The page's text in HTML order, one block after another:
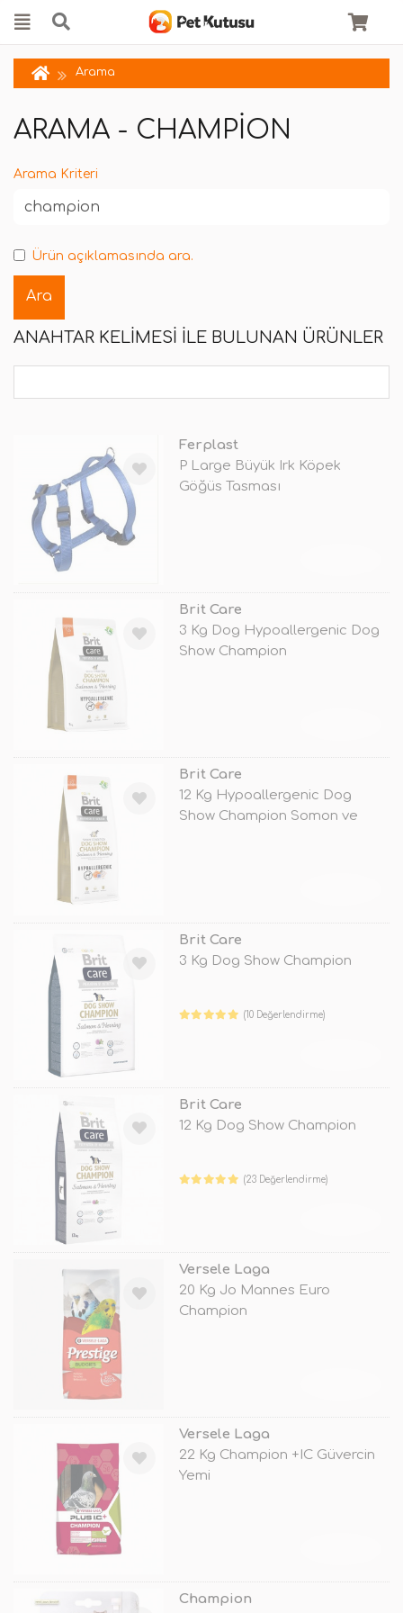
Arama
ARAMA - CHAMPION
Arama Kriteri
Ürün açıklamasında ara.
ANAHTAR KELIMESI ILE BULUNAN ÜRÜNLER
Ferplast
P Large Büyük Irk Köpek
Göğüs Tasması
Brit Care
3 Kg Dog Hypoallergenic Dog
Show Champion
Brit Care
12 Kg Hypoallergenic Dog
Show Champion Somon ve
Brit Care
3 Kg Dog Show Champion
(10 Değerlendirme)
Brit Care
12 Kg Dog Show Champion
(23 Değerlendirme)
Versele Laga
20 Kg Jo Mannes Euro
Champion
Versele Laga
22 Kg Champion +IC Güvercin
Yemi
Champion